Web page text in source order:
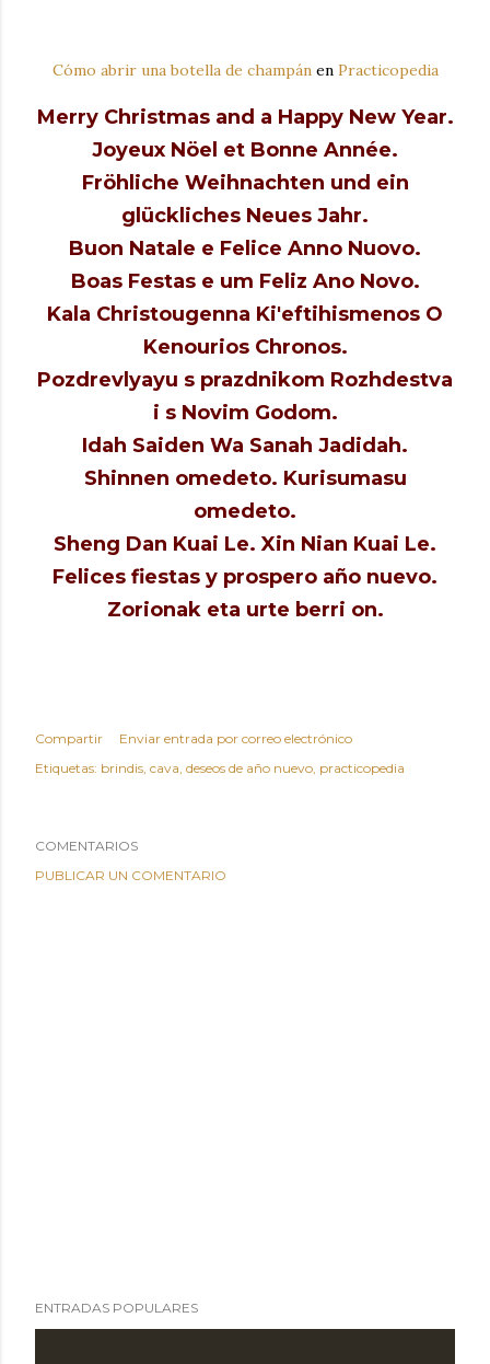
Cómo abrir una botella de champánen Practicopedia
Merry Christmas and a Happy New Year.
Joyeux Nöel et Bonne Année.
Fröhliche Weihnachten und ein
glückliches Neues Jahr.
Buon Natale e Felice Anno Nuovo.
Boas Festas e um Feliz Ano Novo.
Kala Christougenna Ki'eftihismenos O
Kenourios Chronos.
Pozdrevlyayu s prazdnikom Rozhdestva
i s Novim Godom.
Idah Saiden Wa Sanah Jadidah.
Shinnen omedeto. Kurisumasu
omedeto.
Sheng Dan Kuai Le. Xin Nian Kuai Le.
Felices fiestas y prospero año nuevo.
Zorionak eta urte berri on.
Compartir
Enviar entrada por correo electrónico
Etiquetas: brindis cava deseos de año nuevo practicopedia
COMENTARIOS
PUBLICAR UN COMENTARIO
ENTRADAS POPULARES